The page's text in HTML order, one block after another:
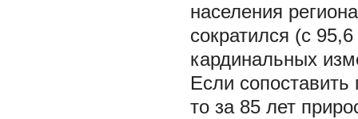
населения
сократился (с
кардинальных
Если
то за 85 лет